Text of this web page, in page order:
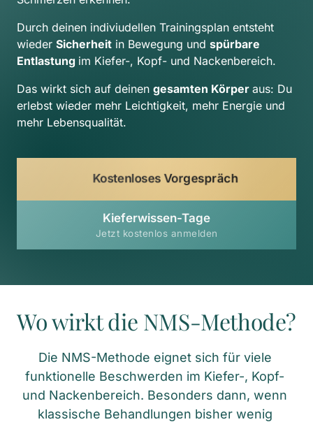
Durch deinen indiviudellen Trainingsplan entsteht
wieder Sicherheit in Bewegung und spürbare
Entlastung im Kiefer-, Kopf- und Nackenbereich.
Das wirkt sich auf deinen gesamten Körper aus: Du
erlebst wieder mehr Leichtigkeit, mehr Energie und
mehr Lebensqualität.
Kostenloses Vorgespräch
Kieferwissen-Tage
Jetzt kostenlos anmelden
Wo wirkt die NMS-Methode?
Die NMS-Methode eignet sich für viele
funktionelle Beschwerden im Kiefer-, Kopf-
und Nackenbereich. Besonders dann, wenn
klassische Behandlungen bisher wenig